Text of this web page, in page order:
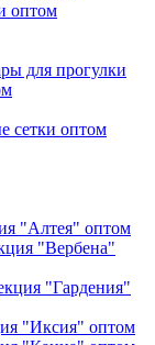
оптом
для прогулки
сетки оптом
"Алтея" оптом
"Вербена"
"Гардения"
"Иксия" оптом